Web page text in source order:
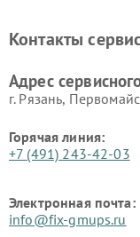
Контакты
Адрес
г. Рязань,
Горячая линия:
+7 (491) 243-42-03
Электронная почта:
info@fix-gmups.ru